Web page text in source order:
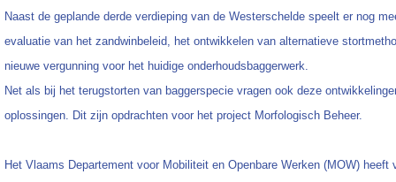
Naast de geplande derde verdieping van de Westerschelde speelt er nog
evaluatie van het zandwinbeleid, het ontwikkelen van alternatieve
nieuwe vergunning voor het huidige onderhoudsbaggerwerk.
Net als bij het terugstorten van baggerspecie vragen ook deze
oplossingen. Dit zijn opdrachten voor het project Morfologisch Beheer.
Het Vlaams Departement voor Mobiliteit en Openbare Werken (MOW) heeft